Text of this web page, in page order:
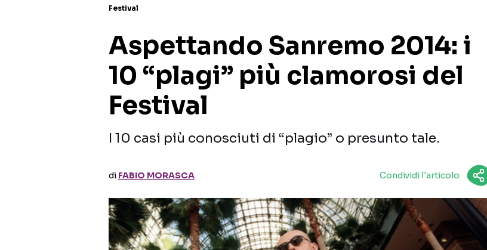
Festival
Aspettando Sanremo 2014: i
10 “plagi” più clamorosi del
Festival
I 10 casi più conosciuti di “plagio” o presunto tale.
di FABIO MORASCA Condividi l'articolo